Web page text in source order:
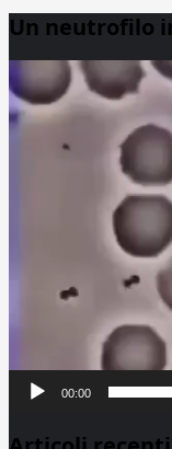
Un neutrofilo
Player
00:00